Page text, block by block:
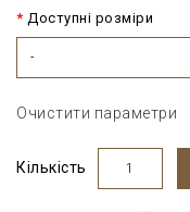
Доступні розміри
-
Очистити параметри
Кількість